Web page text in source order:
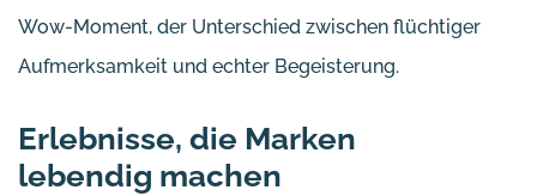
Wow-Moment, der Unterschied zwischen flüchtiger
Aufmerksamkeit und echter Begeisterung.
Erlebnisse, die Marken
lebendig machen